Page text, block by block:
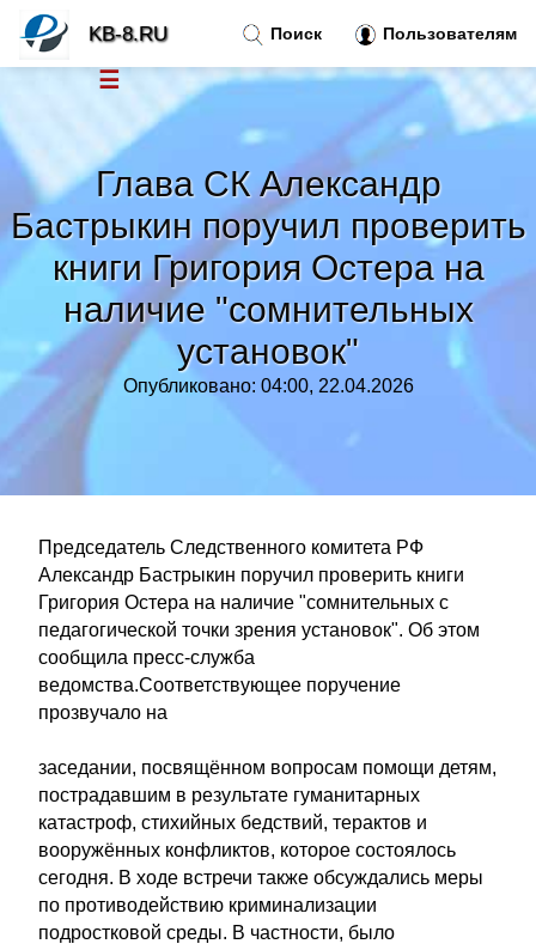
Глава СК Александр
Бастрыкин поручил проверить
книги Григория Остера на
наличие "сомнительных
установок"
Опубликовано: 04:00, 22.04.2026
Председатель Следственного комитета РФ
Александр Бастрыкин поручил проверить книги
Григория Остера на наличие "сомнительных с
педагогической точки зрения установок". Об этом
сообщила пресс-служба
ведомства.Соответствующее поручение
прозвучало на
заседании, посвящённом вопросам помощи детям,
пострадавшим в результате гуманитарных
катастроф, стихийных бедствий, терактов и
вооружённых конфликтов, которое состоялось
сегодня. В ходе встречи также обсуждались меры
по противодействию криминализации
подростковой среды. В частности, было
Поиск Пользователям
KB-8.RU
☰
Тренды новостей »
Рубрики»
Правила »
Контакт